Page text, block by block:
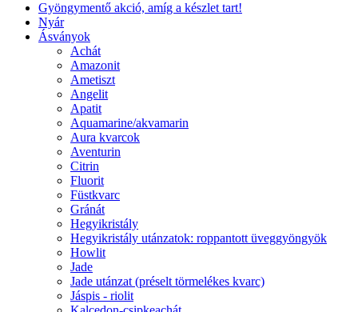
Gyöngymentő akció, amíg a készlet tart!
Nyár
Ásványok
Achát
Amazonit
Ametiszt
Angelit
Apatit
Aquamarine/akvamarin
Aura kvarcok
Aventurin
Citrin
Fluorit
Füstkvarc
Gránát
Hegyikristály
Hegyikristály utánzatok: roppantott üveggyöngyök
Howlit
Jade
Jade utánzat (préselt törmelékes kvarc)
Jáspis - riolit